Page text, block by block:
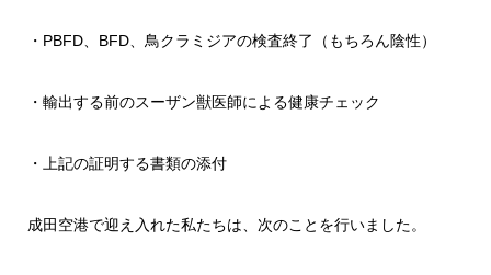
・PBFD、BFD、鳥クラミジアの検査終了（もちろん陰性）
・輸出する前のスーザン獣医師による健康チェック
・上記の証明する書類の添付
成田空港で迎え入れた私たちは、次のことを行いました。